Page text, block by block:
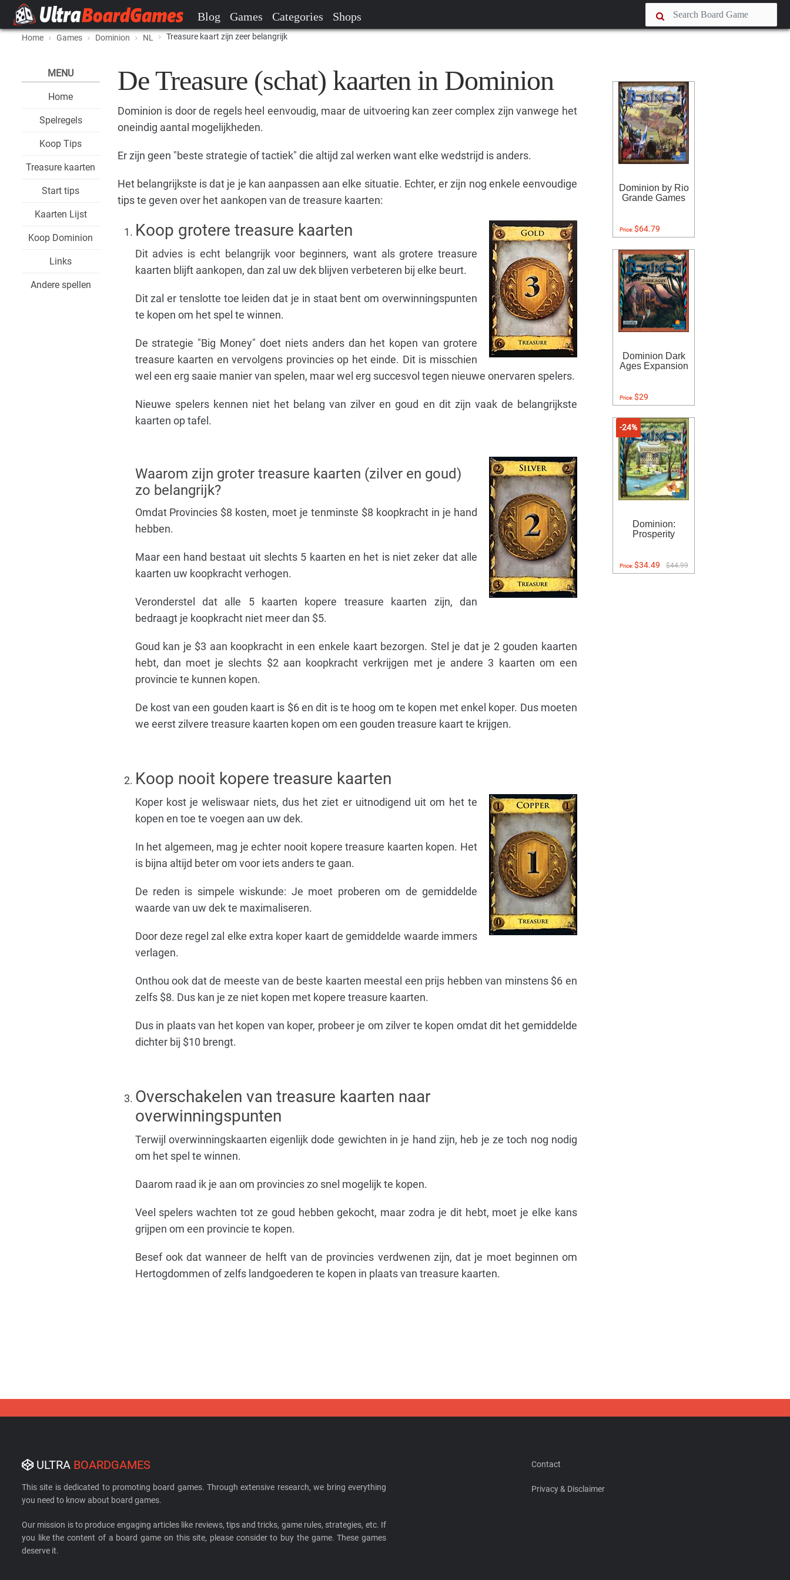
Blog Games Categories Shops
Home Games Dominion NL Treasure kaart zijn zeer belangrijk
MENU
Home
Spelregels
Koop Tips
Treasure kaarten
Start tips
Kaarten Lijst
Koop Dominion
Links
Andere spellen
De Treasure (schat) kaarten in Dominion
Dominion is door de regels heel eenvoudig, maar de uitvoering kan zeer complex zijn vanwege het
oneindig aantal mogelijkheden.
Er zijn geen "beste strategie of tactiek" die altijd zal werken want elke wedstrijd is anders.
Het belangrijkste is dat je je kan aanpassen aan elke situatie. Echter, er zijn nog enkele eenvoudige
tips te geven over het aankopen van de treasure kaarten:
Koop grotere treasure kaarten
Dit advies is echt belangrijk voor beginners, want als grotere treasure
kaarten blijft aankopen, dan zal uw dek blijven verbeteren bij elke beurt.
Dit zal er tenslotte toe leiden dat je in staat bent om overwinningspunten
te kopen om het spel te winnen.
De strategie "Big Money" doet niets anders dan het kopen van grotere
treasure kaarten en vervolgens provincies op het einde. Dit is misschien
wel een erg saaie manier van spelen, maar wel erg succesvol tegen nieuwe onervaren spelers.
Nieuwe spelers kennen niet het belang van zilver en goud en dit zijn vaak de belangrijkste
kaarten op tafel.
Waarom zijn groter treasure kaarten (zilver en goud)
zo belangrijk?
Omdat Provincies $8 kosten, moet je tenminste $8 koopkracht in je hand
hebben.
Maar een hand bestaat uit slechts 5 kaarten en het is niet zeker dat alle
kaarten uw koopkracht verhogen.
Veronderstel dat alle 5 kaarten kopere treasure kaarten zijn, dan
bedraagt je koopkracht niet meer dan $5.
Goud kan je $3 aan koopkracht in een enkele kaart bezorgen. Stel je dat je 2 gouden kaarten
hebt, dan moet je slechts $2 aan koopkracht verkrijgen met je andere 3 kaarten om een
provincie te kunnen kopen.
De kost van een gouden kaart is $6 en dit is te hoog om te kopen met enkel koper. Dus moeten
we eerst zilvere treasure kaarten kopen om een gouden treasure kaart te krijgen.
Koop nooit kopere treasure kaarten
Koper kost je weliswaar niets, dus het ziet er uitnodigend uit om het te
kopen en toe te voegen aan uw dek.
In het algemeen, mag je echter nooit kopere treasure kaarten kopen. Het
is bijna altijd beter om voor iets anders te gaan.
De reden is simpele wiskunde: Je moet proberen om de gemiddelde
waarde van uw dek te maximaliseren.
Door deze regel zal elke extra koper kaart de gemiddelde waarde immers
verlagen.
Onthou ook dat de meeste van de beste kaarten meestal een prijs hebben van minstens $6 en
zelfs $8. Dus kan je ze niet kopen met kopere treasure kaarten.
Dus in plaats van het kopen van koper, probeer je om zilver te kopen omdat dit het gemiddelde
dichter bij $10 brengt.
Overschakelen van treasure kaarten naar
overwinningspunten
Terwijl overwinningskaarten eigenlijk dode gewichten in je hand zijn, heb je ze toch nog nodig
om het spel te winnen.
Daarom raad ik je aan om provincies zo snel mogelijk te kopen.
Veel spelers wachten tot ze goud hebben gekocht, maar zodra je dit hebt, moet je elke kans
grijpen om een ​​provincie te kopen.
Besef ook dat wanneer de helft van de provincies verdwenen zijn, dat je moet beginnen om
Hertogdommen of zelfs landgoederen te kopen in plaats van treasure kaarten.
Dominion by Rio
Grande Games
Price:$64.79
Dominion Dark
Ages Expansion
Price:$29
-24%
Dominion:
Prosperity
Price:$34.49 $44.99
ULTRA BOARDGAMES
This site is dedicated to promoting board games. Through extensive research, we bring everything
you need to know about board games.
Our mission is to produce engaging articles like reviews, tips and tricks, game rules, strategies, etc. If
you like the content of a board game on this site, please consider to buy the game. These games
deserve it.
Contact
Privacy & Disclaimer